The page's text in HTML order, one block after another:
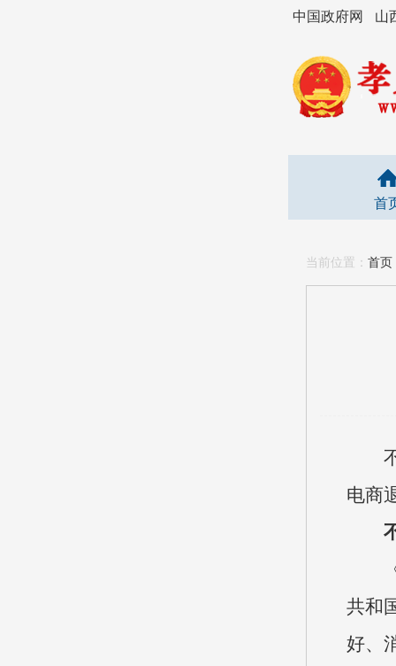
中国政府网 山
首
当前位置： 首页
电商
共和
好、